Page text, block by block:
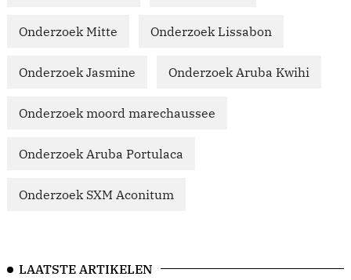
Onderzoek Mitte Onderzoek Lissabon
Onderzoek Jasmine Onderzoek Aruba Kwihi
Onderzoek moord marechaussee
Onderzoek Aruba Portulaca
Onderzoek SXM Aconitum
LAATSTE ARTIKELEN